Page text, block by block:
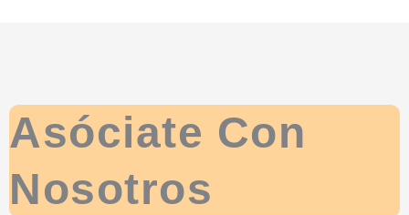
Asóciate Con
Nosotros